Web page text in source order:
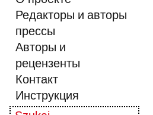
Редакторы и авторы
прессы
Авторы и
рецензенты
Контакт
Инструкция